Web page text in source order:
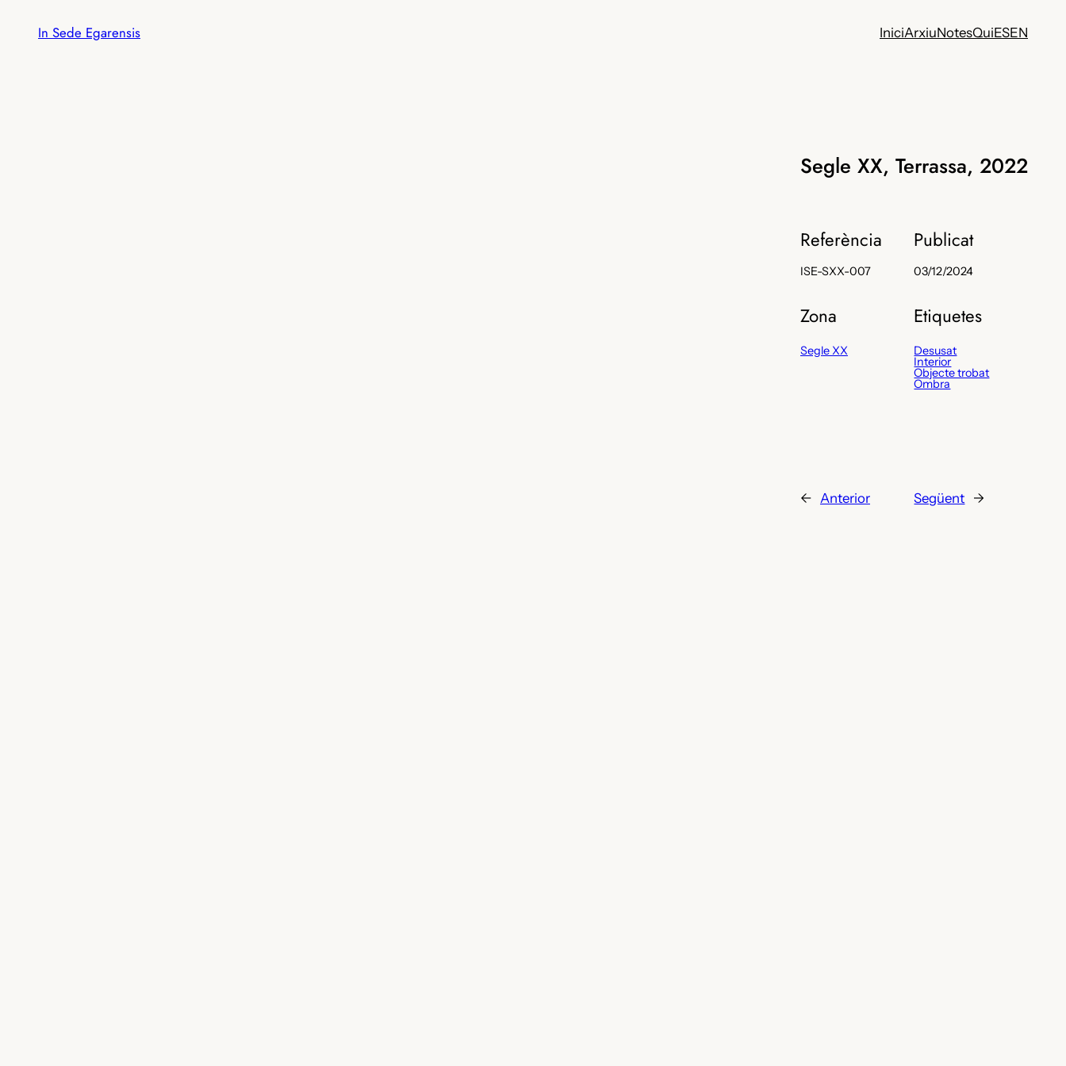
In Sede Egarensis IniciArxiuNotesQuiESEN
Segle XX, Terrassa, 2022
Referència
ISE-SXX-007
Zona
Segle XX
Publicat
03/12/2024
Etiquetes
Desusat
Interior
Objecte trobat
Ombra
← Anterior Següent →